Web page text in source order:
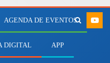
AGENDA DE EVENTOS
DIGITAL APP